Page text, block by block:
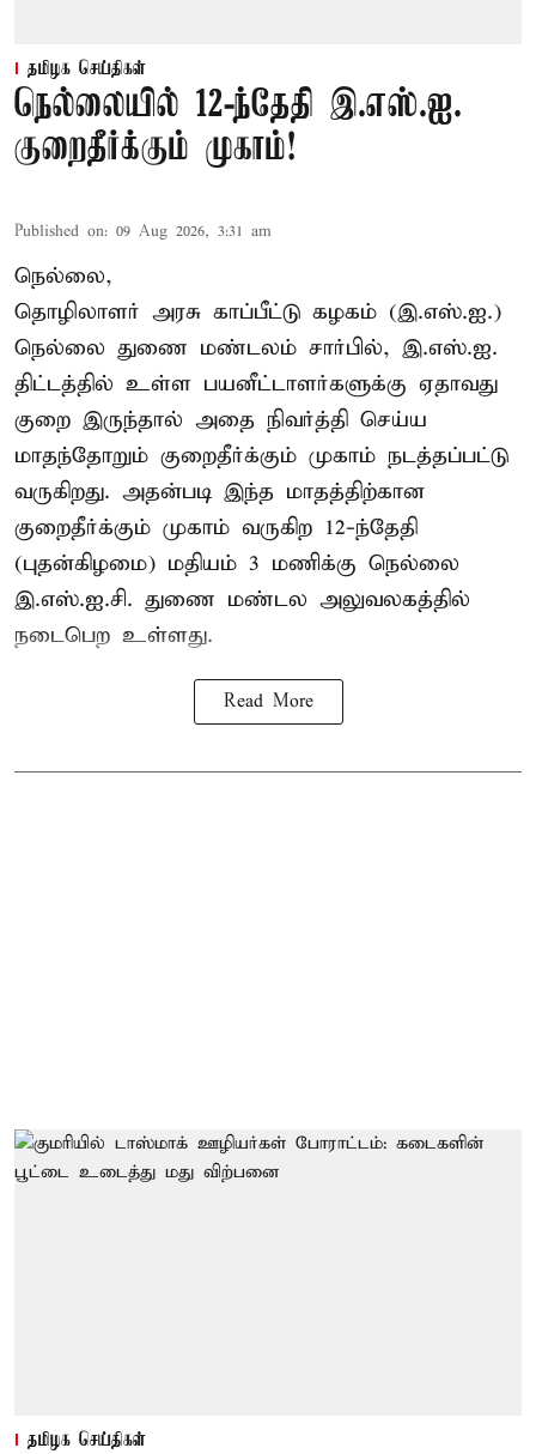
தமிழக செய்திகள்
நெல்லையில் 12-ந்தேதி இ.எஸ்.ஐ.
குறைதீர்க்கும் முகாம்!
Published on: 09 Aug 2026, 3:31 am
நெல்லை,
தொழிலாளர் அரசு காப்பீட்டு கழகம் (இ.எஸ்.ஐ.)
நெல்லை துணை மண்டலம் சார்பில், இ.எஸ்.ஐ.
திட்டத்தில் உள்ள பயனீட்டாளர்களுக்கு ஏதாவது
குறை இருந்தால் அதை நிவர்த்தி செய்ய
மாதந்தோறும் குறைதீர்க்கும் முகாம் நடத்தப்பட்டு
வருகிறது. அதன்படி இந்த மாதத்திற்கான
குறைதீர்க்கும் முகாம் வருகிற 12-ந்தேதி
(புதன்கிழமை) மதியம் 3 மணிக்கு நெல்லை
இ.எஸ்.ஐ.சி. துணை மண்டல அலுவலகத்தில்
நடைபெற உள்ளது.
Read More
தமிழக செய்திகள்